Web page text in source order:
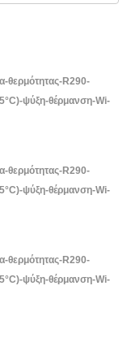
θερμότητας-R290-
ψύξη-θέρμανση-Wi-
θερμότητας-R290-
ψύξη-θέρμανση-Wi-
θερμότητας-R290-
ψύξη-θέρμανση-Wi-